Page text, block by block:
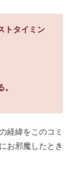
トタイミン
経緯をこのコミ
お邪魔したとき